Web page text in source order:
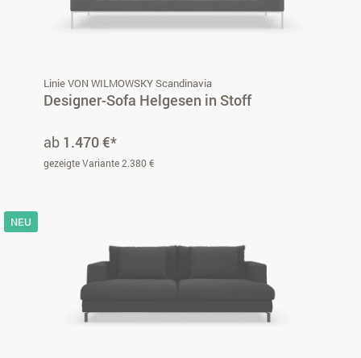
Linie VON WILMOWSKY Scandinavia
Designer-Sofa Helgesen in Stoff
ab 1.470 €*
gezeigte Variante 2.380 €
NEU